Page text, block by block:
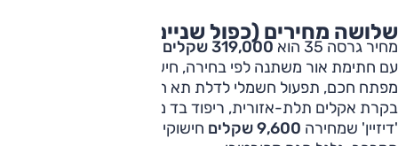
שלושה מחירים (כפול שניים, עוד אחד)
מחיר גרסה 35 הוא 319,000 שקלים
מפתח חכם, תפעול חשמלי לדלת תא המטען ולמושבים הקדמיים,
בקרת אקלים תלת-אזורית, ריפוד בד משולב בעור. בחבילת
'דיזיין' שמחירה 9,600 שקלים